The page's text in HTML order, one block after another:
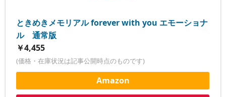
ときめきメモリアル forever with you エモーショナ
ル 通常版
￥4,455
(価格・在庫状況は記事公開時点のものです)
Amazon